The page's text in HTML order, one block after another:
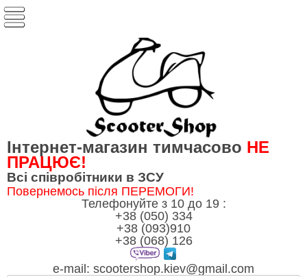
Інтернет-магазин тимчасово НЕ
ПРАЦЮЄ!
Всі співробітники в ЗСУ
Повернемось після ПЕРЕМОГИ!
Телефонуйте з 10 до 19 :
+38 (050) 334
+38 (093)910
+38 (068) 126
e-mail: scootershop.kiev@gmail.com